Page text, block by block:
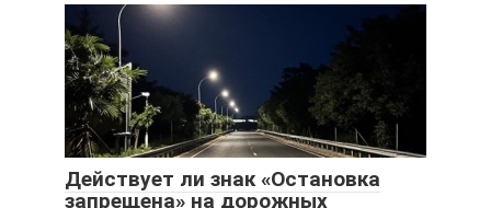
Действует ли знак «Остановка
запрещена» на дорожных